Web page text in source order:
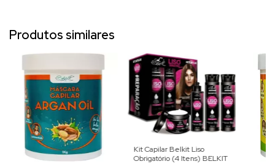
Produtos similares
Kit Capilar Belkit Liso
Obrigatório (4 Itens) BELKIT